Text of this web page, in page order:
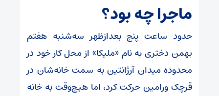
ماجرا چه بود؟
حدود ساعت پنج بعدازظهر سه‌شنبه هفتم
بهمن دختری به نام «ملیکا» از محل کار خود در
محدوده میدان آرژانتین به سمت خانه‌شان در
قرچک ورامین حرکت کرد، اما هیچ‌وقت به خانه